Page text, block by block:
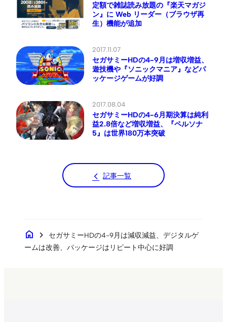
定額で雑誌読み放題の『楽天マガジ
ン』に Web リーダー（ブラウザ再
生）機能が追加
2017.11.07
セガサミーHDの4-9月は増収増益、
遊技機や『ソニックマニア』などパ
ッケージゲームが好調
2017.08.04
セガサミーHDの4-6月期決算は純利
益2.8倍など増収増益、『ペルソナ
5』は世界180万本突破
記事一覧
home chevron_right
セガサミーHDの4-9月は減収減益、デジタルゲ
ームは改善、パッケージはリピート中心に好調